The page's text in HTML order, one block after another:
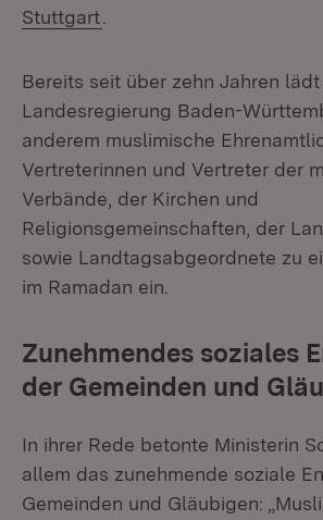
Stuttgart
Bereits seit über zehn Jahren
Landesregierung Baden-
anderem muslimische
Vertreterinnen und Vertreter der
Verbände, der Kirchen und
Religionsgemeinschaften, der
sowie Landtagsabgeordnete zu
im Ramadan ein.
Zunehmendes soziales
der Gemeinden und
In ihrer Rede betonte Ministerin
allem das zunehmende soziale
Gemeinden und Gläubigen: